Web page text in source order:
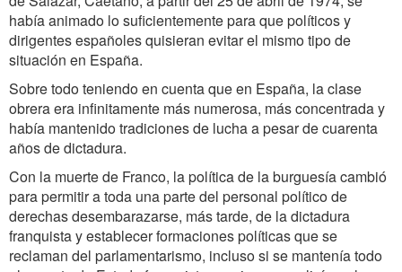
había animado lo suficientemente para que políticos y
dirigentes españoles quisieran evitar el mismo tipo de
situación en España.
Sobre todo teniendo en cuenta que en España, la clase
obrera era infinitamente más numerosa, más concentrada y
había mantenido tradiciones de lucha a pesar de cuarenta
años de dictadura.
Con la muerte de Franco, la política de la burguesía cambió
para permitir a toda una parte del personal político de
derechas desembarazarse, más tarde, de la dictadura
franquista y establecer formaciones políticas que se
reclaman del parlamentarismo, incluso si se mantenía todo